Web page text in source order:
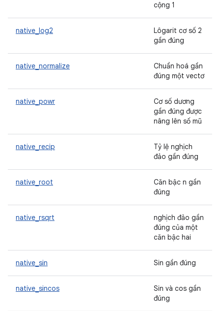
cộng 1
native_log2
Lôgarit cơ số 2
gần đúng
native_normalize
Chuẩn hoá gần
đúng một vectơ
native_powr
Cơ số dương
gần đúng được
nâng lên số mũ
native_recip
Tỷ lệ nghịch
đảo gần đúng
native_root
Căn bậc n gần
đúng
native_rsqrt
nghịch đảo gần
đúng của một
căn bậc hai
native_sin Sin gần đúng
native_sincos
Sin và cos gần
đúng